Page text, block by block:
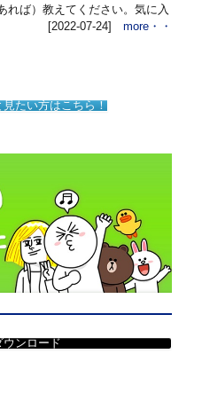
れば）教えてください。気に入
[2022-07-24] more・・
たい方はこちら！
ウンロード